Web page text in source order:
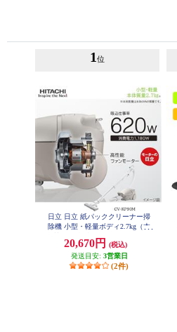
1 位
日立 日立 紙パッククリーナー掃
除機 小型・軽量ボディ2.7kg（本
P90M-C
20,670円
(税込)
発送目安: 3営業日
(2件)